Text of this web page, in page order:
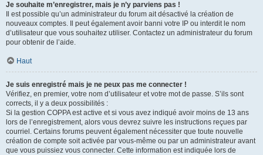
Je souhaite m’enregistrer, mais je n’y parviens pas !
Il est possible qu’un administrateur du forum ait désactivé la création de
nouveaux comptes. Il peut également avoir banni votre IP ou interdit le nom
d’utilisateur que vous souhaitez utiliser. Contactez un administrateur du forum
pour obtenir de l’aide.
Haut
Je suis enregistré mais je ne peux pas me connecter !
Vérifiez, en premier, votre nom d’utilisateur et votre mot de passe. S’ils sont
corrects, il y a deux possibilités :
Si la gestion COPPA est active et si vous avez indiqué avoir moins de 13 ans
lors de l’enregistrement, alors vous devrez suivre les instructions reçues par
courriel. Certains forums peuvent également nécessiter que toute nouvelle
création de compte soit activée par vous-même ou par un administrateur avant
que vous puissiez vous connecter. Cette information est indiquée lors de